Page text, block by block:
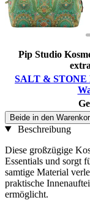
Pip Studio
SALT & STONE
Beide in den
Beschreibung
Diese großzügige
Essentials und sorgt
samtige Material
praktische
ermöglicht.